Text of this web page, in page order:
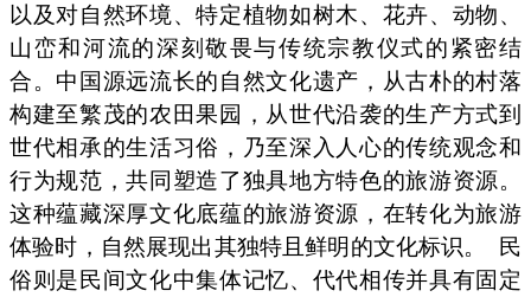
以及对自然环境、特定植物如树木、花卉、动物、
山峦和河流的深刻敬畏与传统宗教仪式的紧密结
合。中国源远流长的自然文化遗产，从古朴的村落
构建至繁茂的农田果园，从世代沿袭的生产方式到
世代相承的生活习俗，乃至深入人心的传统观念和
行为规范，共同塑造了独具地方特色的旅游资源。
这种蕴藏深厚文化底蕴的旅游资源，在转化为旅游
体验时，自然展现出其独特且鲜明的文化标识。
民
俗则是民间文化中集体记忆、代代相传并具有固定